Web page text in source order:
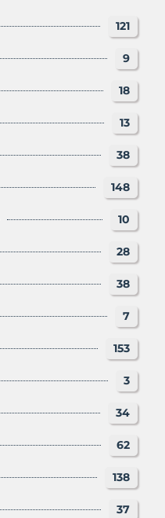
121
9
18
13
38
148
10
28
38
7
153
3
34
62
138
37